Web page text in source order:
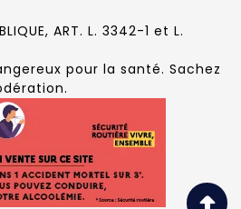
ART. L. 3342-1 et L.
pour la santé. Sachez